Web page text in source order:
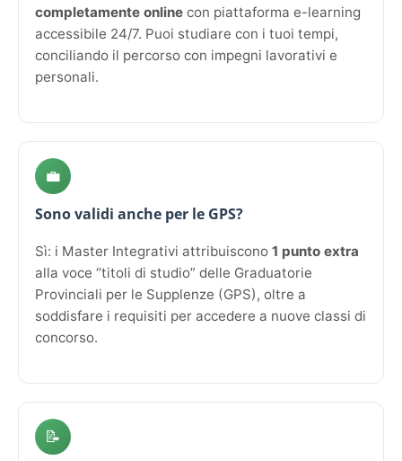
completamente online con piattaforma e-learning
accessibile 24/7. Puoi studiare con i tuoi tempi,
conciliando il percorso con impegni lavorativi e
personali.
💼
Sono validi anche per le GPS?
Sì: i Master Integrativi attribuiscono 1 punto extra
alla voce “titoli di studio” delle Graduatorie
Provinciali per le Supplenze (GPS), oltre a
soddisfare i requisiti per accedere a nuove classi di
concorso.
📝